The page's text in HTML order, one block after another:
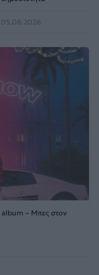
05.08.2026
album – Μπες στον